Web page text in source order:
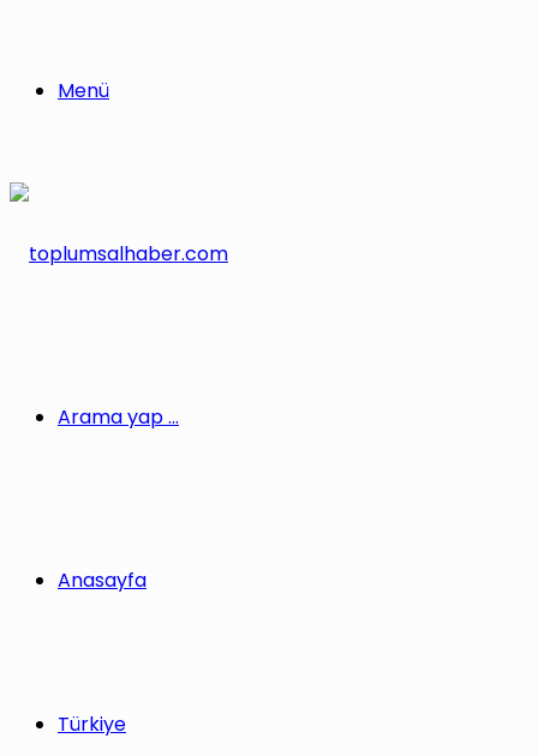
Menü
Arama yap ...
Anasayfa
Türkiye